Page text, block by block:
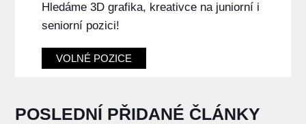
Hledáme 3D grafika, kreativce na juniorní i
seniorní pozici!
VOLNÉ POZICE
POSLEDNÍ PŘIDANÉ ČLÁNKY